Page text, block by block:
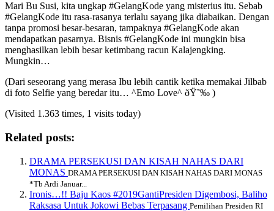
Mari Bu Susi, kita ungkap #GelangKode yang misterius itu. Sebab
#GelangKode itu rasa-rasanya terlalu sayang jika diabaikan. Dengan
tanpa promosi besar-besaran, tampaknya #GelangKode akan
mendapatkan pasarnya. Bisnis #GelangKode ini mungkin bisa
menghasilkan lebih besar ketimbang racun Kalajengking.
Mungkin…
(Dari seseorang yang merasa Ibu lebih cantik ketika memakai Jilbab
di foto Selfie yang beredar itu… ^Emo Love^ ðŸ˜‰ )
(Visited 1.363 times, 1 visits today)
Related posts:
DRAMA PERSEKUSI DAN KISAH NAHAS DARI
MONAS DRAMA PERSEKUSI DAN KISAH NAHAS DARI MONAS
*Tb Ardi Januar...
Ironis…!! Baju Kaos #2019GantiPresiden Digembosi, Baliho
Raksasa Untuk Jokowi Bebas Terpasang Pemilihan Presiden RI